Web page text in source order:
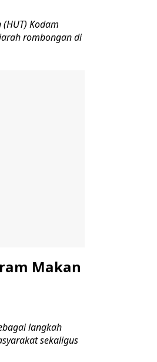
Kodam
rombongan di
Makan
langkah
sekaligus